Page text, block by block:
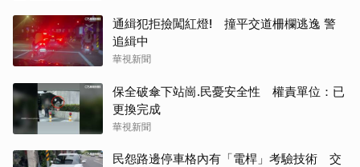
通緝犯拒撿闖紅燈! 撞平交道柵欄逃逸 警
追緝中
華視新聞
保全破傘下站崗.民憂安全性 權責單位：已
更換完成
華視新聞
民怨路邊停車格內有「電桿」考驗技術 交